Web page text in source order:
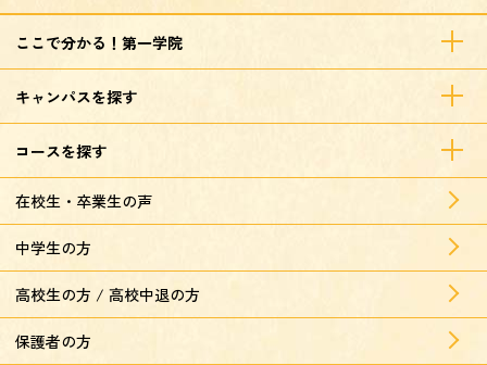
ここで分かる！第一学院
キャンパスを探す
コースを探す
在校生・卒業生の声
中学生の方
高校生の方 / 高校中退の方
保護者の方